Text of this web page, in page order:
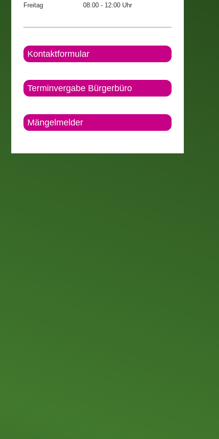
Freitag 08.00 - 12:00 Uhr
Kontaktformular
Terminvergabe Bürgerbüro
Mängelmelder